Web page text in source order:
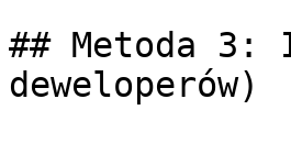
## Metoda 3:
deweloperów)